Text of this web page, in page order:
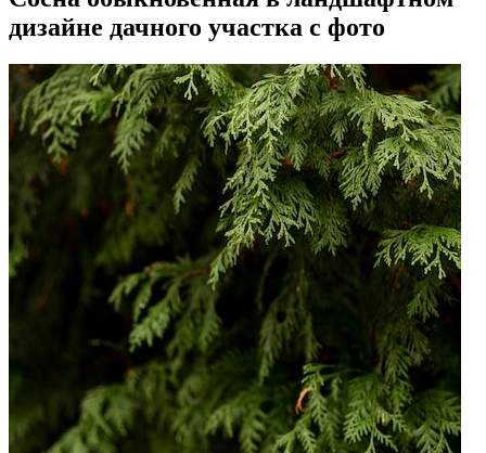
дизайне дачного участка с фото